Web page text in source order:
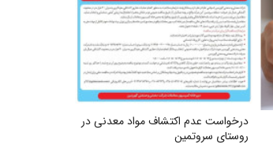
درخواست عدم اکتشاف مواد معدنی در
روستای سروتمین